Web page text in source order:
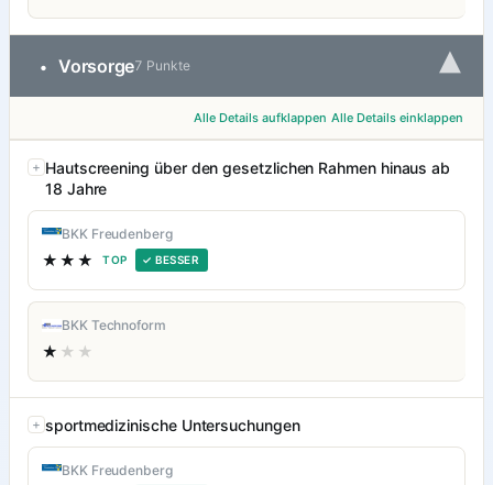
• Vorsorge7 Punkte ▾
Alle Details aufklappen Alle Details einklappen
Hautscreening über den gesetzlichen Rahmen hinaus ab
18 Jahre
BKK Freudenberg
★★★ TOP ✓ BESSER
BKK Technoform
★ ★★
sportmedizinische Untersuchungen
BKK Freudenberg